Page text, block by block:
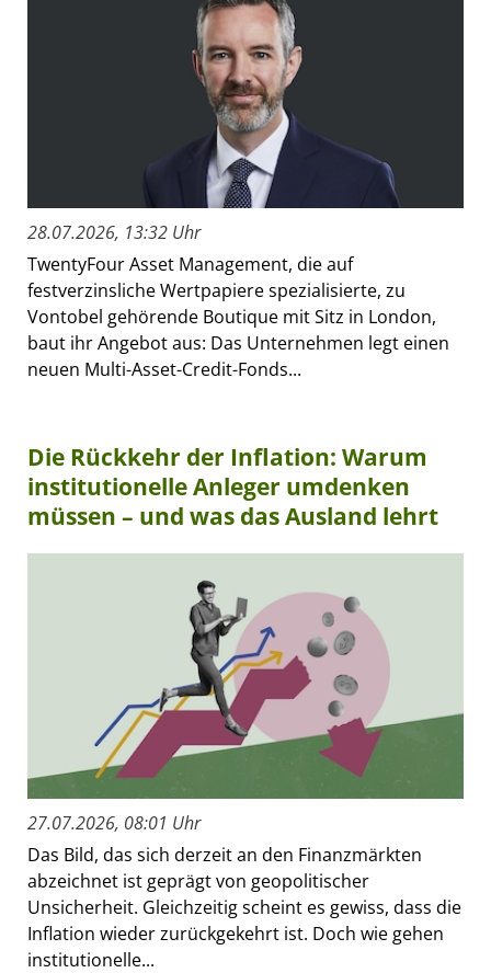
28.07.2026, 13:32 Uhr
TwentyFour Asset Management, die auf
festverzinsliche Wertpapiere spezialisierte, zu
Vontobel gehörende Boutique mit Sitz in London,
baut ihr Angebot aus: Das Unternehmen legt einen
neuen Multi-Asset-Credit-Fonds...
Die Rückkehr der Inflation: Warum
institutionelle Anleger umdenken
müssen – und was das Ausland lehrt
27.07.2026, 08:01 Uhr
Das Bild, das sich derzeit an den Finanzmärkten
abzeichnet ist geprägt von geopolitischer
Unsicherheit. Gleichzeitig scheint es gewiss, dass die
Inflation wieder zurückgekehrt ist. Doch wie gehen
institutionelle...